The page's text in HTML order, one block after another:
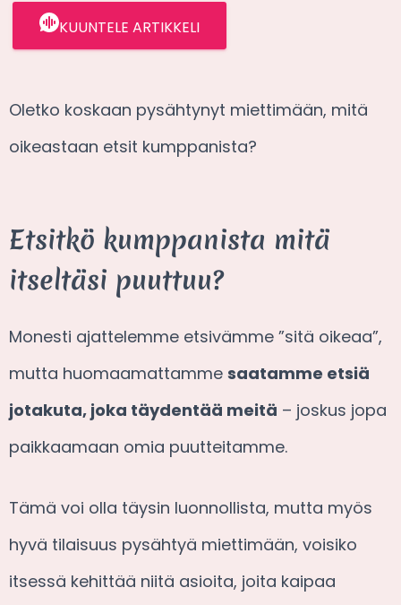
KUUNTELE ARTIKKELI
Oletko koskaan pysähtynyt miettimään, mitä
oikeastaan etsit kumppanista?
Etsitkö kumppanista mitä
itseltäsi puuttuu?
Monesti ajattelemme etsivämme ”sitä oikeaa”,
mutta huomaamattamme saatamme etsiä
jotakuta, joka täydentää meitä – joskus jopa
paikkaamaan omia puutteitamme.
Tämä voi olla täysin luonnollista, mutta myös
hyvä tilaisuus pysähtyä miettimään, voisiko
itsessä kehittää niitä asioita, joita kaipaa